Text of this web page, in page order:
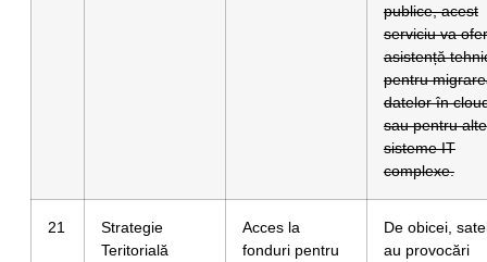
publice, acest
serviciu va
asistență
pentru
datelor în
sau pentru alte
sisteme IT
complexe.
21
Strategie
Teritorială
Acces la
fonduri pentru
De obicei,
au provocări